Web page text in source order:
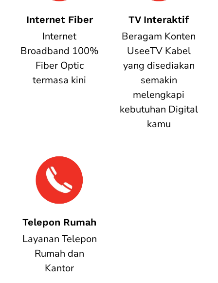
Internet Fiber
Internet
Broadband 100%
Fiber Optic
termasa kini
TV Interaktif
Beragam Konten
UseeTV Kabel
yang disediakan
semakin
melengkapi
kebutuhan Digital
kamu
Telepon Rumah
Layanan Telepon
Rumah dan
Kantor